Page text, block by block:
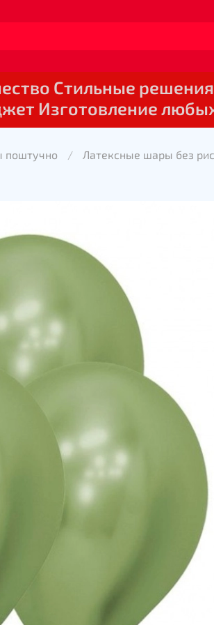
Стильные
Изготовление
поштучно Латексные шары без